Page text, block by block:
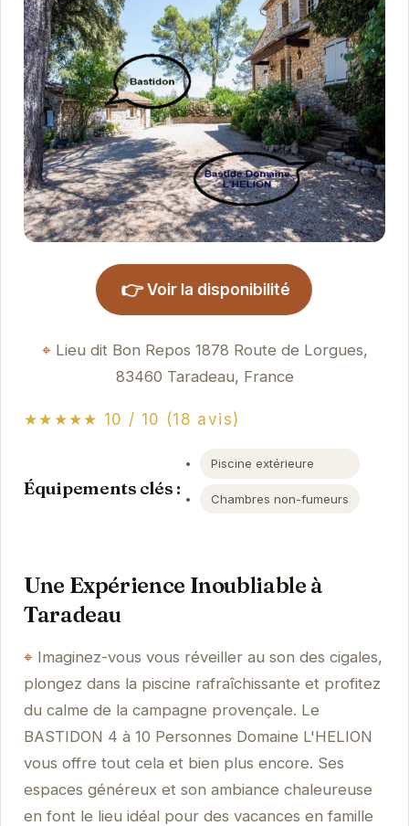
👉 Voir la disponibilité
Lieu dit Bon Repos 1878 Route de Lorgues,
83460 Taradeau, France
★★★★★ 10 / 10 (18 avis)
Équipements clés :
Piscine extérieure
Chambres non-fumeurs
Une Expérience Inoubliable à
Taradeau
Imaginez-vous vous réveiller au son des cigales,
plongez dans la piscine rafraîchissante et profitez
du calme de la campagne provençale. Le
BASTIDON 4 à 10 Personnes Domaine L'HELION
vous offre tout cela et bien plus encore. Ses
espaces généreux et son ambiance chaleureuse
en font le lieu idéal pour des vacances en famille